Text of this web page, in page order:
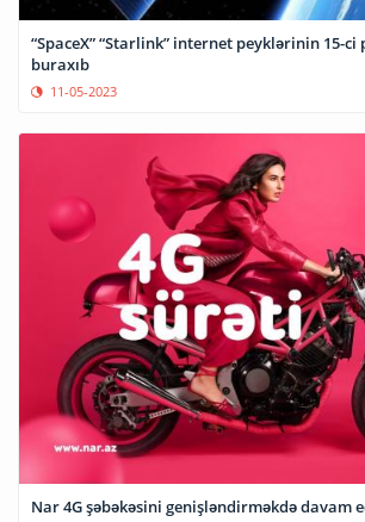
“SpaceX” “Starlink” internet peyklərinin 15-ci
buraxıb
11-05-2023
Nar 4G şəbəkəsini genişləndirməkdə davam